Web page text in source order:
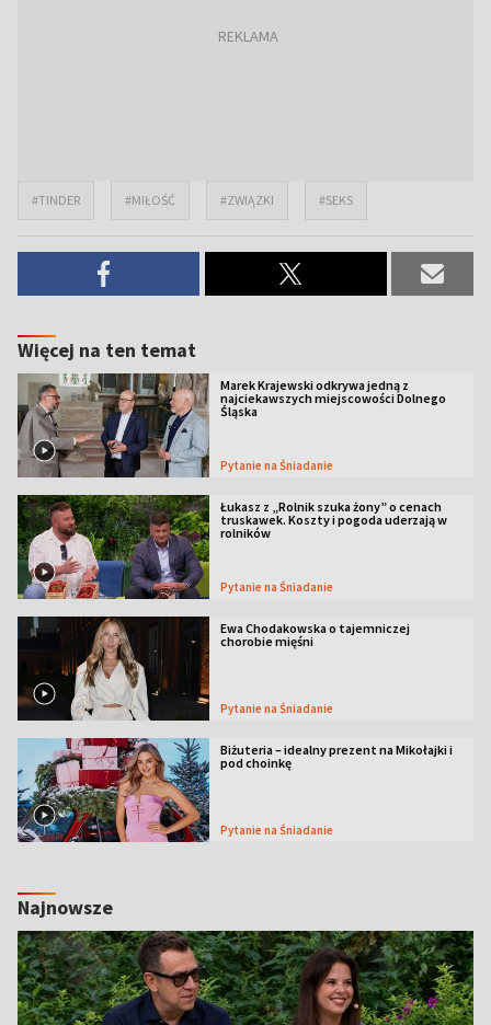
#TINDER #MIŁOŚĆ #ZWIĄZKI #SEKS
Więcej na ten temat
Marek Krajewski odkrywa jedną z
najciekawszych miejscowości Dolnego
Śląska
Pytanie na Śniadanie
Łukasz z „Rolnik szuka żony” o cenach
truskawek. Koszty i pogoda uderzają w
rolników
Pytanie na Śniadanie
Ewa Chodakowska o tajemniczej
chorobie mięśni
Pytanie na Śniadanie
Biżuteria – idealny prezent na Mikołajki i
pod choinkę
Pytanie na Śniadanie
Najnowsze